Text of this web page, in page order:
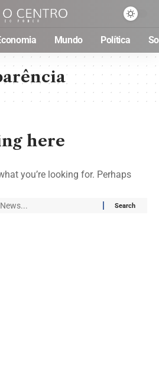
Mundo Política
here
you’re looking for. Perhaps